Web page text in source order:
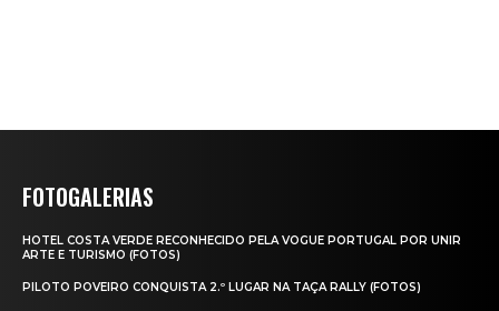
FOTOGALERIAS
HOTEL COSTA VERDE RECONHECIDO PELA VOGUE PORTUGAL POR UNIR
ARTE E TURISMO (FOTOS)
PILOTO POVEIRO CONQUISTA 2.º LUGAR NA TAÇA RALLY (FOTOS)